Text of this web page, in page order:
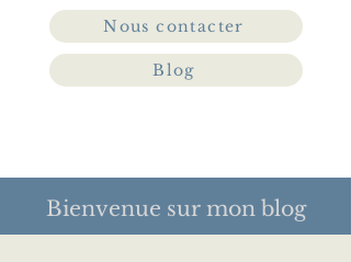
Nous contacter
Blog
Bienvenue sur mon blog